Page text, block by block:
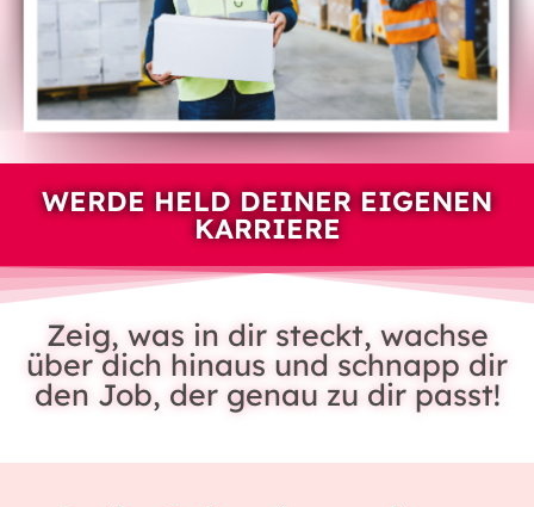
WERDE HELD DEINER EIGENEN
KARRIERE
Zeig, was in dir steckt, wachse
über dich hinaus und schnapp dir
den Job, der genau zu dir passt!